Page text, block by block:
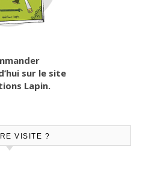
sur le site
Lapin.
VISITE ?